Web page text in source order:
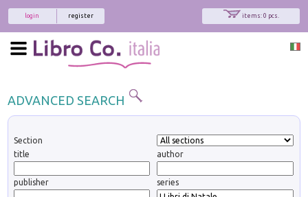
items: 0 pcs.
register
login
ADVANCED SEARCH
Section
title
author
publisher series